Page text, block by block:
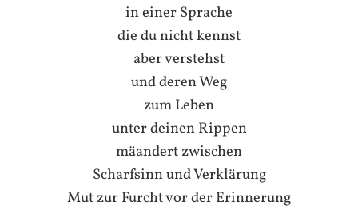
in einer Sprache
die du nicht kennst
aber verstehst
und deren Weg
zum Leben
unter deinen Rippen
mäandert zwischen
Scharfsinn und Verklärung
Mut zur Furcht vor der Erinnerung